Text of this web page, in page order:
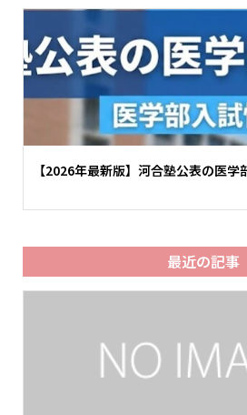
【2026年最新版】河合塾公表の医学
最近の記事